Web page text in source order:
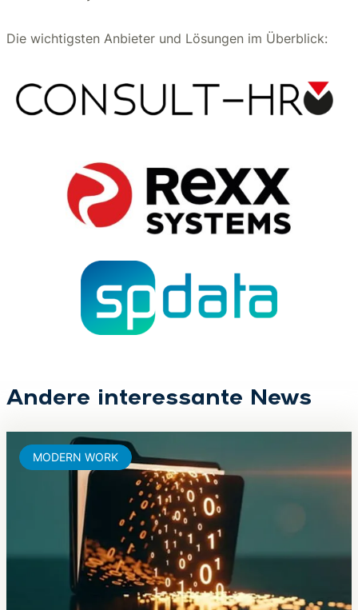
Die wichtigsten Anbieter und Lösungen im Überblick:
Andere interessante News
MODERN WORK